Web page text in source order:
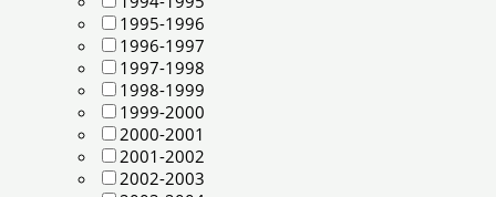
1995-1996
1996-1997
1997-1998
1998-1999
1999-2000
2000-2001
2001-2002
2002-2003